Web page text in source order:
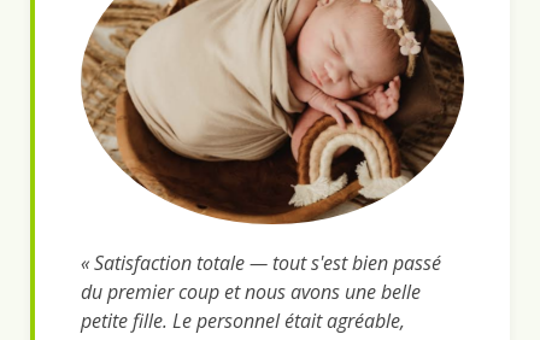
« Satisfaction totale — tout s'est bien passé
du premier coup et nous avons une belle
petite fille. Le personnel était agréable,